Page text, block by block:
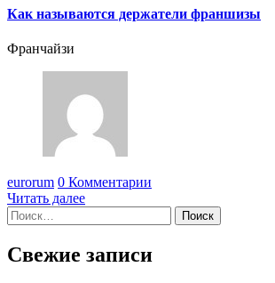
Как называются держатели франшизы
Франчайзи
eurorum 0 Комментарии
Читать далее
Найти:
Свежие записи